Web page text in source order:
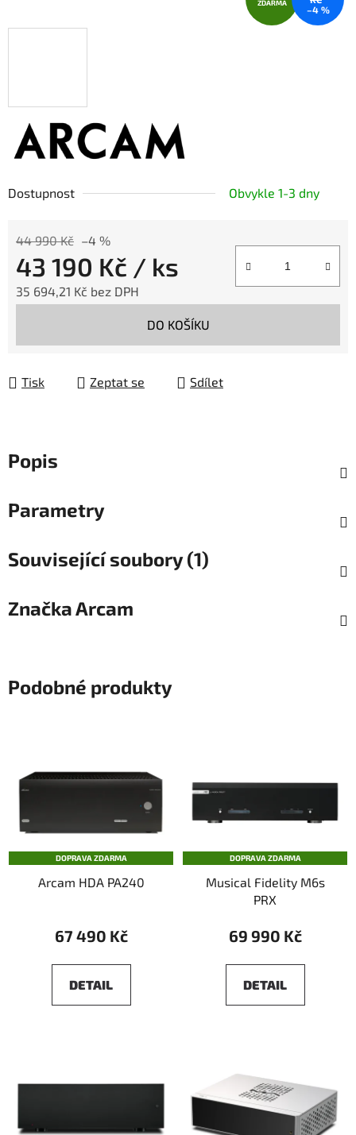
Dostupnost Obvykle 1-3 dny
44 990 Kč –4 %
43 190 Kč / ks
35 694,21 Kč bez DPH
DO KOŠÍKU
Tisk Zeptat se Sdílet
ZDARMA
–4 %
Popis
Parametry
Související soubory (1)
ZnačkaArcam
Podobné produkty
DOPRAVA ZDARMA
Arcam HDA PA240
67 490 Kč
DETAIL
DOPRAVA ZDARMA
Musical Fidelity M6s
PRX
69 990 Kč
DETAIL